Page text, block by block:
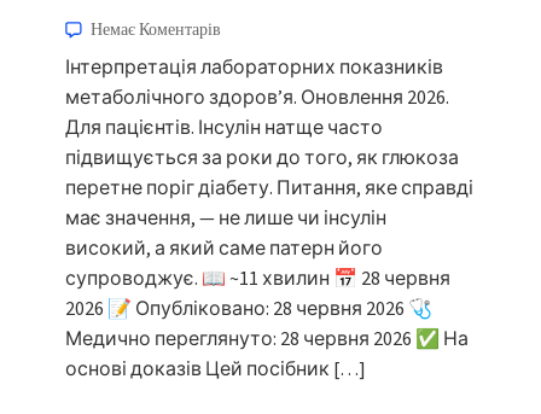
Немає Коментарів
Інтерпретація лабораторних показників
метаболічного здоров’я. Оновлення 2026.
Для пацієнтів. Інсулін натще часто
підвищується за роки до того, як глюкоза
перетне поріг діабету. Питання, яке справді
має значення, — не лише чи інсулін
високий, а який саме патерн його
супроводжує. 📖 ~11 хвилин 📅 28 червня
2026 📝 Опубліковано: 28 червня 2026 🩺
Медично переглянуто: 28 червня 2026 ✅ На
основі доказів Цей посібник […]